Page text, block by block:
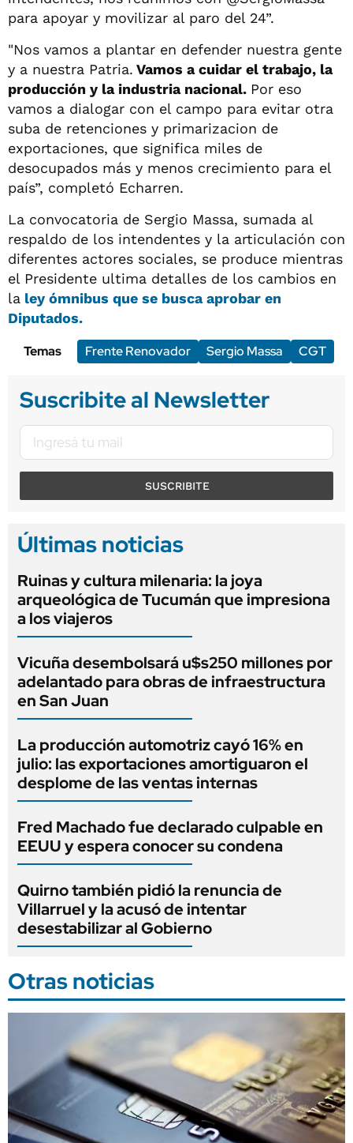
para apoyar y movilizar al paro del 24”.
"Nos vamos a plantar en defender nuestra gente
y a nuestra Patria. Vamos a cuidar el trabajo, la
producción y la industria nacional. Por eso
vamos a dialogar con el campo para evitar otra
suba de retenciones y primarizacion de
exportaciones, que significa miles de
desocupados más y menos crecimiento para el
país”, completó Echarren.
La convocatoria de Sergio Massa, sumada al
respaldo de los intendentes y la articulación con
diferentes actores sociales, se produce mientras
el Presidente ultima detalles de los cambios en
la ley ómnibus que se busca aprobar en
Diputados.
Temas
Frente Renovador Sergio Massa CGT
Suscribite al Newsletter
SUSCRIBITE
Últimas noticias
Ruinas y cultura milenaria: la joya
arqueológica de Tucumán que impresiona
a los viajeros
Vicuña desembolsará u$s250 millones por
adelantado para obras de infraestructura
en San Juan
La producción automotriz cayó 16% en
julio: las exportaciones amortiguaron el
desplome de las ventas internas
Fred Machado fue declarado culpable en
EEUU y espera conocer su condena
Quirno también pidió la renuncia de
Villarruel y la acusó de intentar
desestabilizar al Gobierno
Otras noticias